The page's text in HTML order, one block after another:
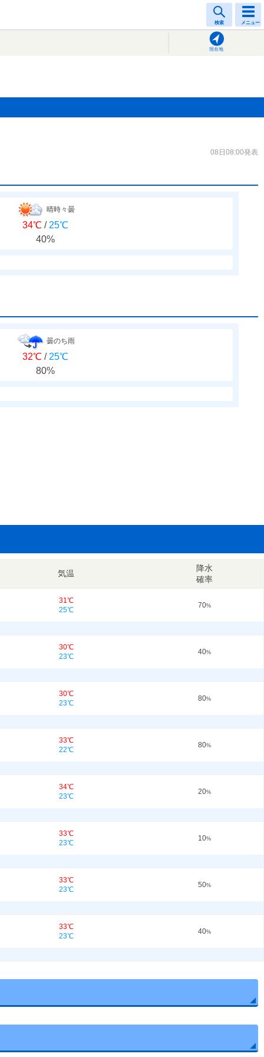
検索 メニュー
現在地
08日08:00発表
晴時々曇
34℃ / 25℃
40%
曇のち雨
32℃ / 25℃
80%
気温
降水
確率
31℃
25℃
70%
30℃
23℃
40%
30℃
23℃
80%
33℃
22℃
80%
34℃
23℃
20%
33℃
23℃
10%
33℃
23℃
50%
33℃
23℃
40%